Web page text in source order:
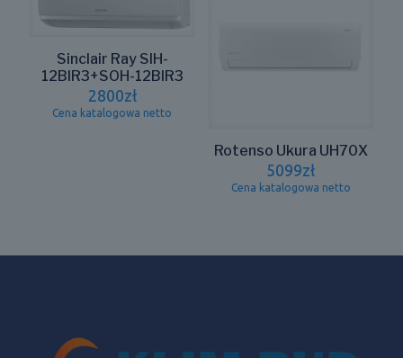
Sinclair Ray SIH-
12BIR3+SOH-12BIR3
2800zł
Cena katalogowa netto
Rotenso Ukura UH70X
5099zł
Cena katalogowa netto